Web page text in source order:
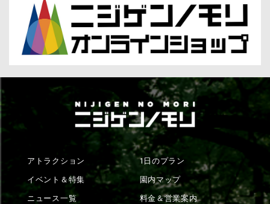
アトラクション
イベント＆特集
ニュース一覧
1日のプラン
園内マップ
料金＆営業案内